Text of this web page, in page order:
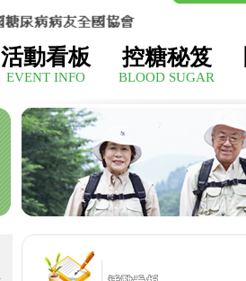
活動看板
EVENT INFO
控糖秘笈
BLOOD SUGAR